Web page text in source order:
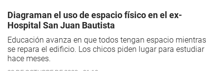
Diagraman el uso de espacio físico en el ex-
Hospital San Juan Bautista
Educación avanza en que todos tengan espacio mientras
se repara el edificio. Los chicos piden lugar para estudiar
hace meses.